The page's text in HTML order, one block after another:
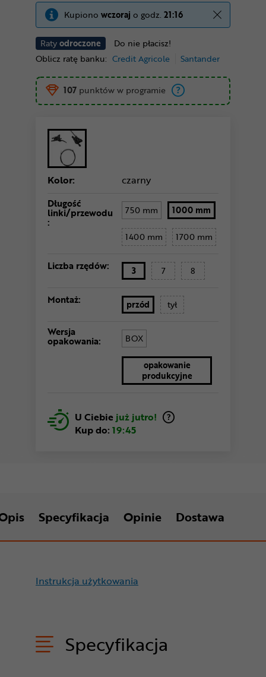
Ratyodroczone
Do nie płacisz!
Oblicz ratę banku: Credit Agricole Santander
Kupiono wczoraj o godz. 21:16
107 punktów w programie
Kolor: czarny
Długość
linki/przewodu
:
750 mm 1000 mm
1400 mm 1700 mm
Liczba rzędów: 3 7 8
Montaż: przód tył
Wersja
opakowania: BOX
opakowanie
produkcyjne
U Ciebie już jutro!
Kup do: 19:45
Specyfikacja Opinie Dostawa
Instrukcja użytkowania
Specyfikacja